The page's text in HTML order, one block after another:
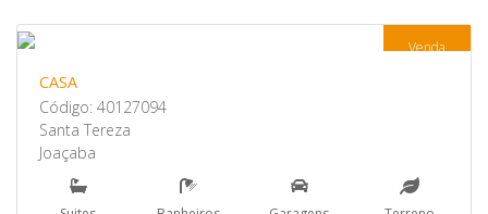
Venda
CASA
Código: 40127094
Santa Tereza
Joaçaba